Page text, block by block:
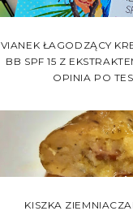
VIANEK ŁAGODZĄCY
BB SPF 15 Z
OPINIA PO
KISZKA